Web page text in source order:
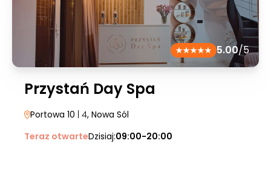
5.00/5
Przystań Day Spa
Portowa 10 | 4, Nowa Sól
Teraz otwarteDzisiaj:09:00-20:00